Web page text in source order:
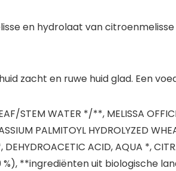
en hydrolaat van
zacht en ruwe huid glad. Een
STEM WATER */**, MELISSA
PALMITOYL HYDROLYZED
ACID, AQUA *,
**ingrediënten uit biologische